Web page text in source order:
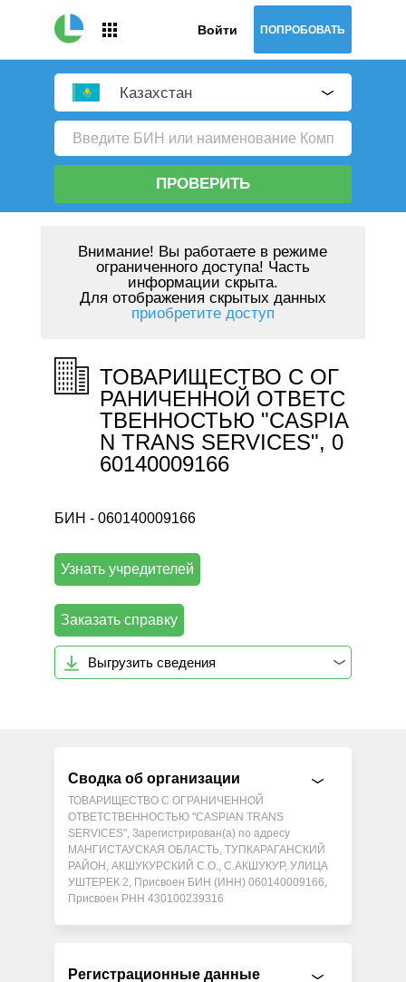
Войти ПОПРОБОВАТЬ
Казахстан
ПРОВЕРИТЬ
Внимание! Вы работаете в режиме
ограниченного доступа! Часть
информации скрыта.
Для отображения скрытых данных
приобретите доступ
ТОВАРИЩЕСТВО С ОГ
РАНИЧЕННОЙ ОТВЕТС
ТВЕННОСТЬЮ "CASPIA
N TRANS SERVICES", 0
60140009166
БИН - 060140009166
Узнать учредителей
Заказать справку
Выгрузить сведения
Сводка об организации
ТОВАРИЩЕСТВО С ОГРАНИЧЕННОЙ
ОТВЕТСТВЕННОСТЬЮ "CASPIAN TRANS
SERVICES", Зарегистрирован(а) по адресу
МАНГИСТАУСКАЯ ОБЛАСТЬ, ТУПКАРАГАНСКИЙ
РАЙОН, АКШУКУРСКИЙ С.О., С.АКШУКУР, УЛИЦА
УШТЕРЕК 2, Присвоен БИН (ИНН) 060140009166,
Присвоен РНН 430100239316
Регистрационные данные